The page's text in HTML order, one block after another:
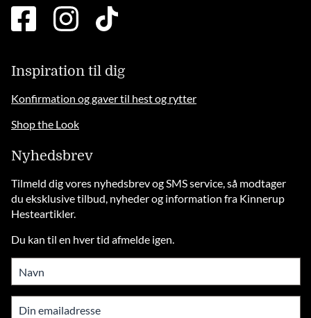
facebook
square
instagramtiktok
Inspiration til dig
Konfirmation og gaver til hest og rytter
Shop the Look
Nyhedsbrev
Tilmeld dig vores nyhedsbrev og SMS service, så modtager
du eksklusive tilbud, nyheder og information fra Kinnerup
Hesteartikler.
Du kan til en hver tid afmelde igen.